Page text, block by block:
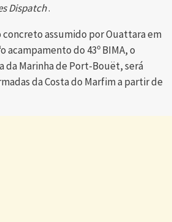
Dispatch.
concreto assumido por Ouattara em
acampamento do 43º BIMA, o
da Marinha de Port-Bouët, será
da Costa do Marfim a partir de